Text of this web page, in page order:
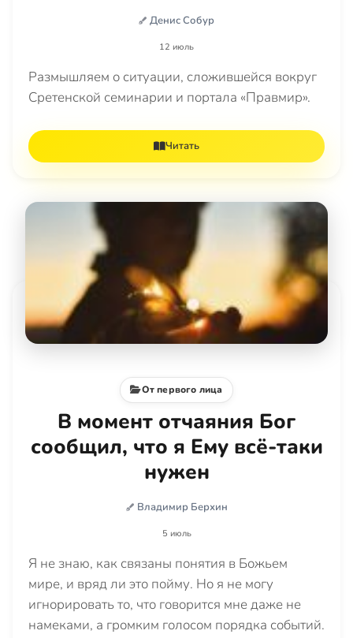
Денис Собур
12 июль
Размышляем о ситуации, сложившейся вокруг
Сретенской семинарии и портала «Правмир».
Читать
От первого лица
В момент отчаяния Бог
сообщил, что я Ему всё-таки
нужен
Владимир Берхин
5 июль
Я не знаю, как связаны понятия в Божьем
мире, и вряд ли это пойму. Но я не могу
игнорировать то, что говорится мне даже не
намеками, а громким голосом порядка событий.